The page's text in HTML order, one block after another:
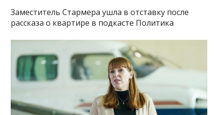
Заместитель Стармера ушла в отставку после
рассказа о квартире в подкасте Политика